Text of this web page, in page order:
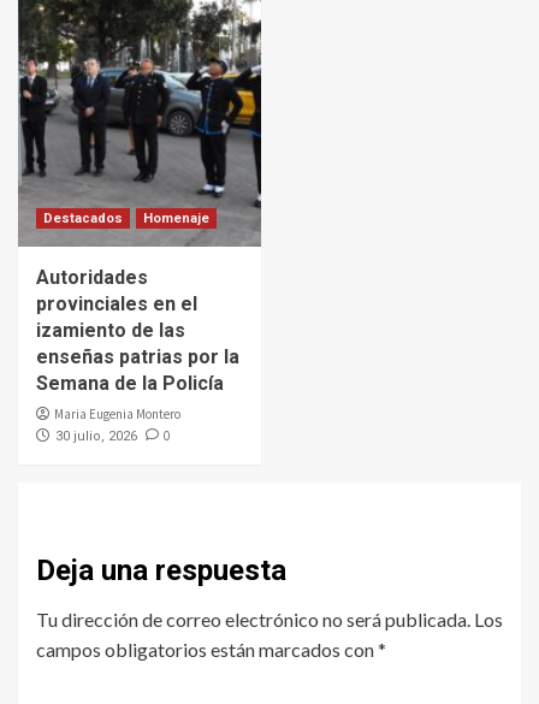
Destacados Homenaje
Autoridades
provinciales en el
izamiento de las
enseñas patrias por la
Semana de la Policía
Maria Eugenia Montero
30 julio, 2026 0
Deja una respuesta
Tu dirección de correo electrónico no será publicada. Los
campos obligatorios están marcados con*